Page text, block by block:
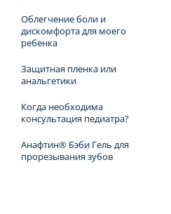
Облегчение боли и
дискомфорта для моего
ребенка
Защитная пленка или
анальгетики
Когда необходима
консультация педиатра?
Анафтин® Бэби Гель для
прорезывания зубов